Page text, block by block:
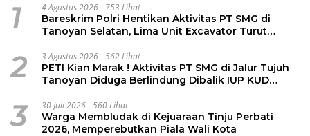
1 4 Agustus 2026 753 Lihat
Bareskrim Polri Hentikan Aktivitas PT SMG di
Tanoyan Selatan, Lima Unit Excavator Turut
2 3 Agustus 2026 562 Lihat
PETI Kian Marak ! Aktivitas PT SMG di Jalur Tujuh
Tanoyan Diduga Berlindung Dibalik IUP KUD
3 30 Juli 2026 560 Lihat
Warga Membludak di Kejuaraan Tinju Perbati
2026, Memperebutkan Piala Wali Kota